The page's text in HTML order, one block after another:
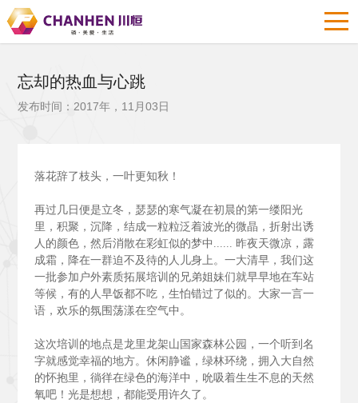
忘却的热血与心跳
发布时间：2017年，11月03日
落花辞了枝头，一叶更知秋！
再过几日便是立冬，瑟瑟的寒气凝在初晨的第一缕阳光
里，积聚，沉降，结成一粒粒泛着波光的微晶，折射出诱
人的颜色，然后消散在彩虹似的梦中...... 昨夜天微凉，露
成霜，降在一群迫不及待的人儿身上。一大清早，我们这
一批参加户外素质拓展培训的兄弟姐妹们就早早地在车站
等候，有的人早饭都不吃，生怕错过了似的。大家一言一
语，欢乐的氛围荡漾在空气中。
这次培训的地点是龙里龙架山国家森林公园，一个听到名
字就感觉幸福的地方。休闲静谧，绿林环绕，拥入大自然
的怀抱里，徜徉在绿色的海洋中，吮吸着生生不息的天然
氧吧！光是想想，都能受用许久了。